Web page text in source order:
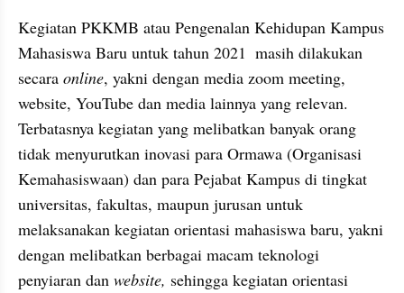
Kegiatan PKKMB atau Pengenalan Kehidupan Kampus
Mahasiswa Baru untuk tahun 2021  masih dilakukan
secara online, yakni dengan media zoom meeting,
website, YouTube dan media lainnya yang relevan.
Terbatasnya kegiatan yang melibatkan banyak orang
tidak menyurutkan inovasi para Ormawa (Organisasi
Kemahasiswaan) dan para Pejabat Kampus di tingkat
universitas, fakultas, maupun jurusan untuk
melaksanakan kegiatan orientasi mahasiswa baru, yakni
dengan melibatkan berbagai macam teknologi
penyiaran dan website, sehingga kegiatan orientasi